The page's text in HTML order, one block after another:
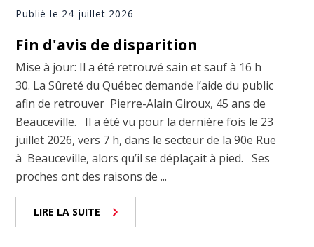
Publié le 24 juillet 2026
Fin d'avis de disparition
Mise à jour: Il a été retrouvé sain et sauf à 16 h
30. La Sûreté du Québec demande l’aide du public
afin de retrouver Pierre-Alain Giroux, 45 ans de
Beauceville. Il a été vu pour la dernière fois le 23
juillet 2026, vers 7 h, dans le secteur de la 90e Rue
à Beauceville, alors qu’il se déplaçait à pied. Ses
proches ont des raisons de ...
LIRE LA SUITE